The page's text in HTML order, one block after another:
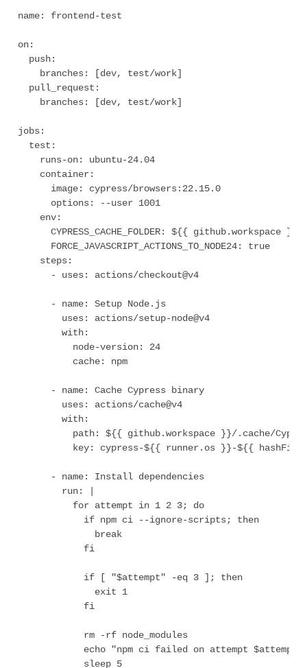
name: frontend-test
on:
  push:
    branches: [dev, test/work]
  pull_request:
    branches: [dev, test/work]
jobs:
  test:
    runs-on: ubuntu-24.04
    container:
      image: cypress/browsers:22.15.0
      options: --user 1001
    env:
CYPRESS_CACHE_FOLDER: ${{ github.workspace }}/
      FORCE_JAVASCRIPT_ACTIONS_TO_NODE24: true
    steps:
      - uses: actions/checkout@v4
      - name: Setup Node.js
        uses: actions/setup-node@v4
        with:
          node-version: 24
          cache: npm
      - name: Cache Cypress binary
        uses: actions/cache@v4
        with:
path: ${{ github.workspace }}/.cache/
key: cypress-${{ runner.os }}-${{
      - name: Install dependencies
        run: |
          for attempt in 1 2 3; do
            if npm ci --ignore-scripts; then
              break
            fi
            if [ "$attempt" -eq 3 ]; then
              exit 1
            fi
            rm -rf node_modules
echo "npm ci failed on attempt $attempt,
            sleep 5